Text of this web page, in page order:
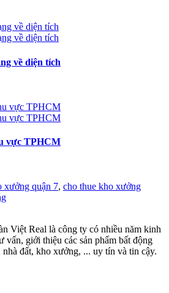
về diện tích
vực TPHCM
xưởng quận 7, cho thue kho xưởng
Việt Real là công ty có nhiều năm kinh
vấn, giới thiệu các sản phẩm bất động
nhà đất, kho xưởng, ... uy tín và tin cậy.